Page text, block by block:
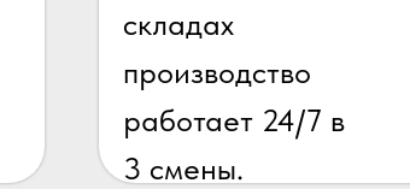
складах
производство
работает 24/7 в
3 смены.